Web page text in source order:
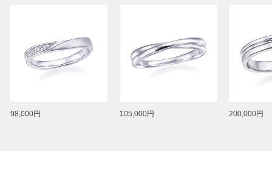
98,000円 105,000円 200,000円